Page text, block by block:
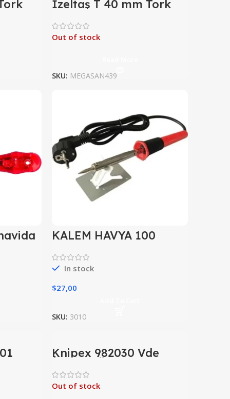
İzeltaş T 40 mm Tork
Uçlu Tornavida
Out of stock
SKU: MEGASAN439
KALEM HAVYA 100
In stock
$27,00
SKU: 3010
Knipex 982030 Vde
İzoleli Düz Uçlu
Tornavida 3*100 mm
Out of stock